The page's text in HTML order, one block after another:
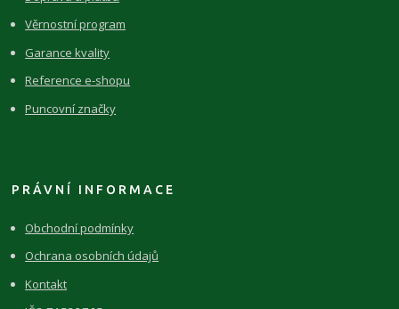
Věrnostní program
Garance kvality
Reference e-shopu
Puncovní značky
PRÁVNÍ INFORMACE
Obchodní podmínky
Ochrana osobních údajů
Kontakt